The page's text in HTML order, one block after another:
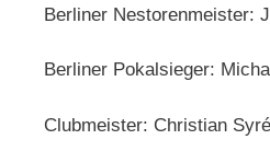
Berliner Nestorenmeister:
Berliner Pokalsieger:
Clubmeister: Christian Syré